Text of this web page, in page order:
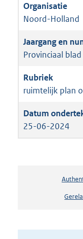
Noord-Holland
Provinciaal
ruimtelijk plan
25-06-2024